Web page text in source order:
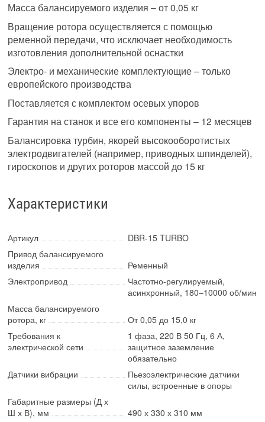
Масса балансируемого изделия – от 0,05 кг
Вращение ротора осуществляется с помощью
ременной передачи, что исключает необходимость
изготовления дополнительной оснастки
Электро- и механические комплектующие – только
европейского производства
Поставляется с комплектом осевых упоров
Гарантия на станок и все его компоненты – 12 месяцев
Балансировка турбин, якорей высокооборотистых
электродвигателей (например, приводных шпинделей),
гироскопов и других роторов массой до 15 кг
Характеристики
Артикул
DBR-15 TURBO
Привод балансируемого
изделия
Ременный
Электропривод
Частотно-регулируемый,
асинхронный, 180–10000 об/мин
Масса балансируемого
ротора, кг
От 0,05 до 15,0 кг
Требования к
электрической сети
1 фаза, 220 В 50 Гц, 6 А,
защитное заземление
обязательно
Датчики вибрации
Пьезоэлектрические датчики
силы, встроенные в опоры
Габаритные размеры (Д х
Ш х В), мм
490 х 330 х 310 мм